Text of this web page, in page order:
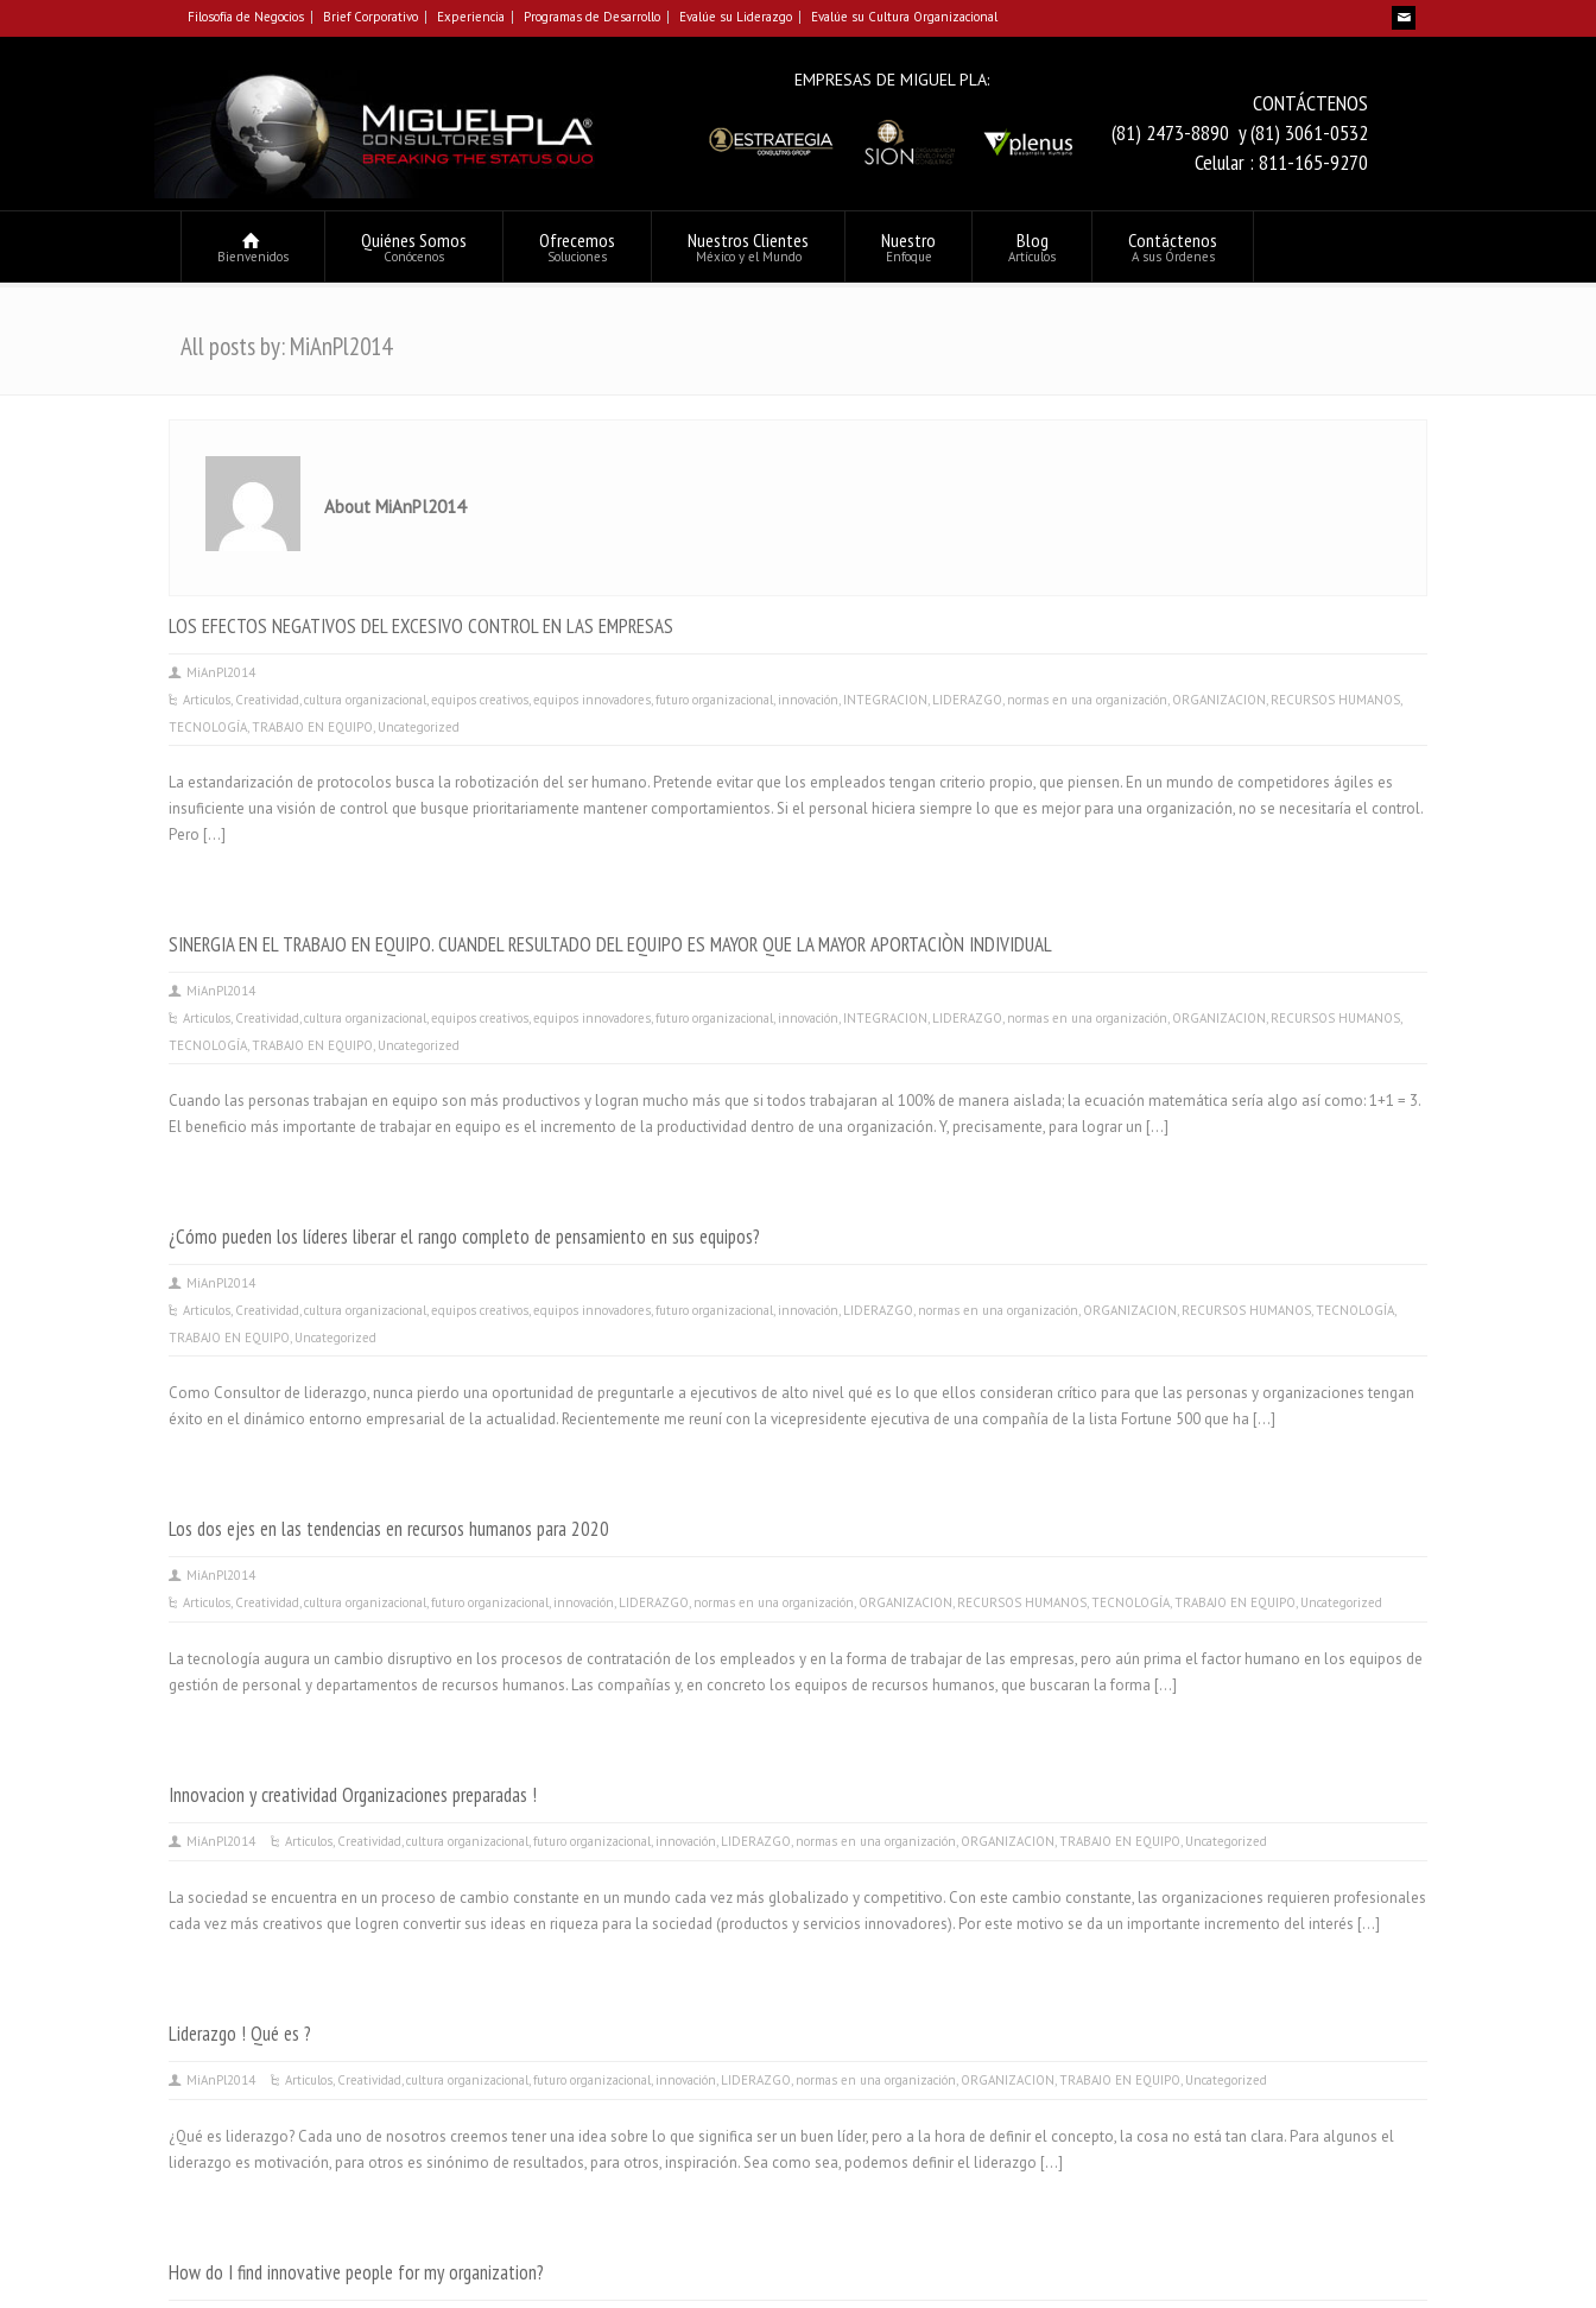
Filosofía de Negocios Brief Corporativo Experiencia Programas de Desarrollo Evalúe su Liderazgo Evalúe su Cultura Organizacional
EMPRESAS DE MIGUEL PLA:
CONTÁCTENOS
(81) 2473-8890 y (81) 3061-0532
Celular : 811-165-9270
Bienvenidos
Quiénes Somos
Conócenos
Ofrecemos
Soluciones
Nuestros Clientes
México y el Mundo
Nuestro
Enfoque
Blog
Artículos
Contáctenos
A sus Órdenes
All posts by: MiAnPl2014
About MiAnPl2014
LOS EFECTOS NEGATIVOS DEL EXCESIVO CONTROL EN LAS EMPRESAS
MiAnPl2014
Articulos, Creatividad,cultura organizacional,equipos creativos,equipos innovadores,futuro organizacional, innovación, INTEGRACION, LIDERAZGO, normas en una organización, ORGANIZACION, RECURSOS HUMANOS
TECNOLOGÍA, TRABAJO EN EQUIPO, Uncategorized
La estandarización de protocolos busca la robotización del ser humano. Pretende evitar que los empleados tengan criterio propio, que piensen. En un mundo de competidores ágiles es
insuficiente una visión de control que busque prioritariamente mantener comportamientos. Si el personal hiciera siempre lo que es mejor para una organización, no se necesitaría el control.
Pero […]
SINERGIA EN EL TRABAJO EN EQUIPO. CUANDEL RESULTADO DEL EQUIPO ES MAYOR QUE LA MAYOR APORTACIÒN INDIVIDUAL
MiAnPl2014
Articulos, Creatividad,cultura organizacional,equipos creativos,equipos innovadores,futuro organizacional, innovación, INTEGRACION, LIDERAZGO, normas en una organización, ORGANIZACION, RECURSOS HUMANOS
TECNOLOGÍA, TRABAJO EN EQUIPO, Uncategorized
Cuando las personas trabajan en equipo son más productivos y logran mucho más que si todos trabajaran al 100% de manera aislada; la ecuación matemática sería algo así como: 1+1 = 3.
El beneficio más importante de trabajar en equipo es el incremento de la productividad dentro de una organización. Y, precisamente, para lograr un […]
¿Cómo pueden los líderes liberar el rango completo de pensamiento en sus equipos?
MiAnPl2014
Articulos, Creatividad,cultura organizacional,equipos creativos,equipos innovadores,futuro organizacional, innovación, LIDERAZGO, normas en una organización, ORGANIZACION, RECURSOS HUMANOS, TECNOLOGÍA,
TRABAJO EN EQUIPO, Uncategorized
Como Consultor de liderazgo, nunca pierdo una oportunidad de preguntarle a ejecutivos de alto nivel qué es lo que ellos consideran crítico para que las personas y organizaciones tengan
éxito en el dinámico entorno empresarial de la actualidad. Recientemente me reuní con la vicepresidente ejecutiva de una compañía de la lista Fortune 500 que ha […]
Los dos ejes en las tendencias en recursos humanos para 2020
MiAnPl2014
Articulos, Creatividad,cultura organizacional,futuro organizacional, innovación, LIDERAZGO, normas en una organización, ORGANIZACION, RECURSOS HUMANOS, TECNOLOGÍA, TRABAJO EN EQUIPO, Uncategorized
La tecnología augura un cambio disruptivo en los procesos de contratación de los empleados y en la forma de trabajar de las empresas, pero aún prima el factor humano en los equipos de
gestión de personal y departamentos de recursos humanos. Las compañías y, en concreto los equipos de recursos humanos, que buscaran la forma […]
Innovacion y creatividad Organizaciones preparadas !
MiAnPl2014 Articulos, Creatividad,cultura organizacional,futuro organizacional, innovación, LIDERAZGO, normas en una organización, ORGANIZACION, TRABAJO EN EQUIPO, Uncategorized
La sociedad se encuentra en un proceso de cambio constante en un mundo cada vez más globalizado y competitivo. Con este cambio constante, las organizaciones requieren profesionales
cada vez más creativos que logren convertir sus ideas en riqueza para la sociedad (productos y servicios innovadores). Por este motivo se da un importante incremento del interés […]
Liderazgo ! Qué es ?
MiAnPl2014 Articulos, Creatividad,cultura organizacional,futuro organizacional, innovación, LIDERAZGO, normas en una organización, ORGANIZACION, TRABAJO EN EQUIPO, Uncategorized
¿Qué es liderazgo? Cada uno de nosotros creemos tener una idea sobre lo que significa ser un buen líder, pero a la hora de definir el concepto, la cosa no está tan clara. Para algunos el
liderazgo es motivación, para otros es sinónimo de resultados, para otros, inspiración. Sea como sea, podemos definir el liderazgo […]
How do I find innovative people for my organization?